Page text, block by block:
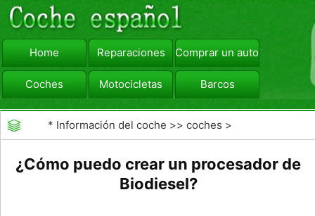
Home Reparaciones Comprar un automóvil
Coches Motocicletas Barcos
viajar Camiones
* Información del coche >>coches >
¿Cómo puedo crear un procesador de
Biodiesel?